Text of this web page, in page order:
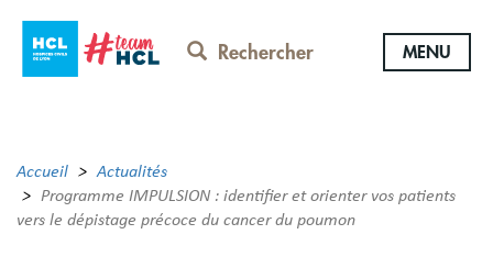
contenu
Rechercher MENU
Accueil
Actualités
Programme IMPULSION : identifier et orienter vos patients
vers le dépistage précoce du cancer du poumon